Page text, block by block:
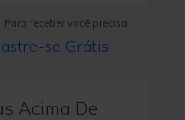
Para receber você precisa
se Grátis!
Acima De